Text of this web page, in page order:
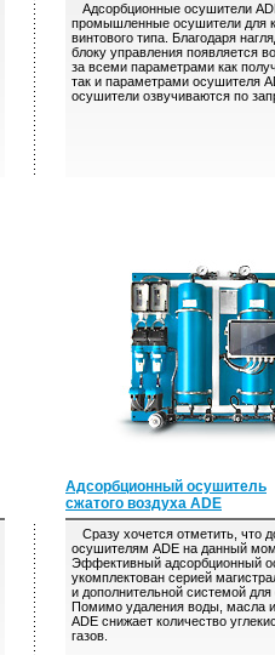
Адсорбционные осушители
промышленные осушители для
винтового типа. Благодаря
блоку управления появляется
за всеми параметрами как
так и параметрами осушителя
осушители озвучиваются по
Адсорбционный осушитель
сжатого воздуха ADE
Сразу хочется отметить, что
осушителям ADE на данный
Эффективный адсорбционный
укомплектован серией
и дополнительной системой для
Помимо удаления воды, масла
ADE снижает количество
газов.